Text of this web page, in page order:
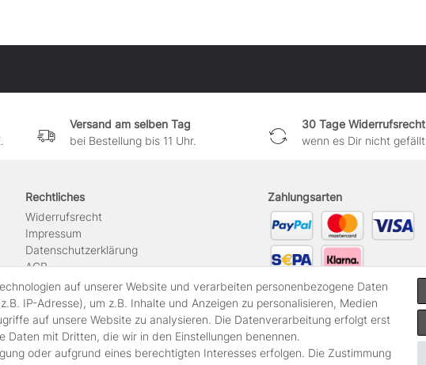
Versand am selben Tag
bei Bestellung bis 11 Uhr.
30 Tage Widerrufsrecht
wenn es Dir nicht gefällt.
Rechtliches
Widerrufsrecht
Impressum
Datenschutzerklärung
AGB
Vertrag widerrufen
Zahlungsarten
auf unserer Website und verarbeiten personenbezogene Daten
IP-Adresse), um z.B. Inhalte und Anzeigen zu personalisieren, Medien
auf unsere Website zu analysieren. Die Datenverarbeitung erfolgt erst
Daten mit Dritten, die wir in den Einstellungen benennen.
oder aufgrund eines berechtigten Interesses erfolgen. Die Zustimmung